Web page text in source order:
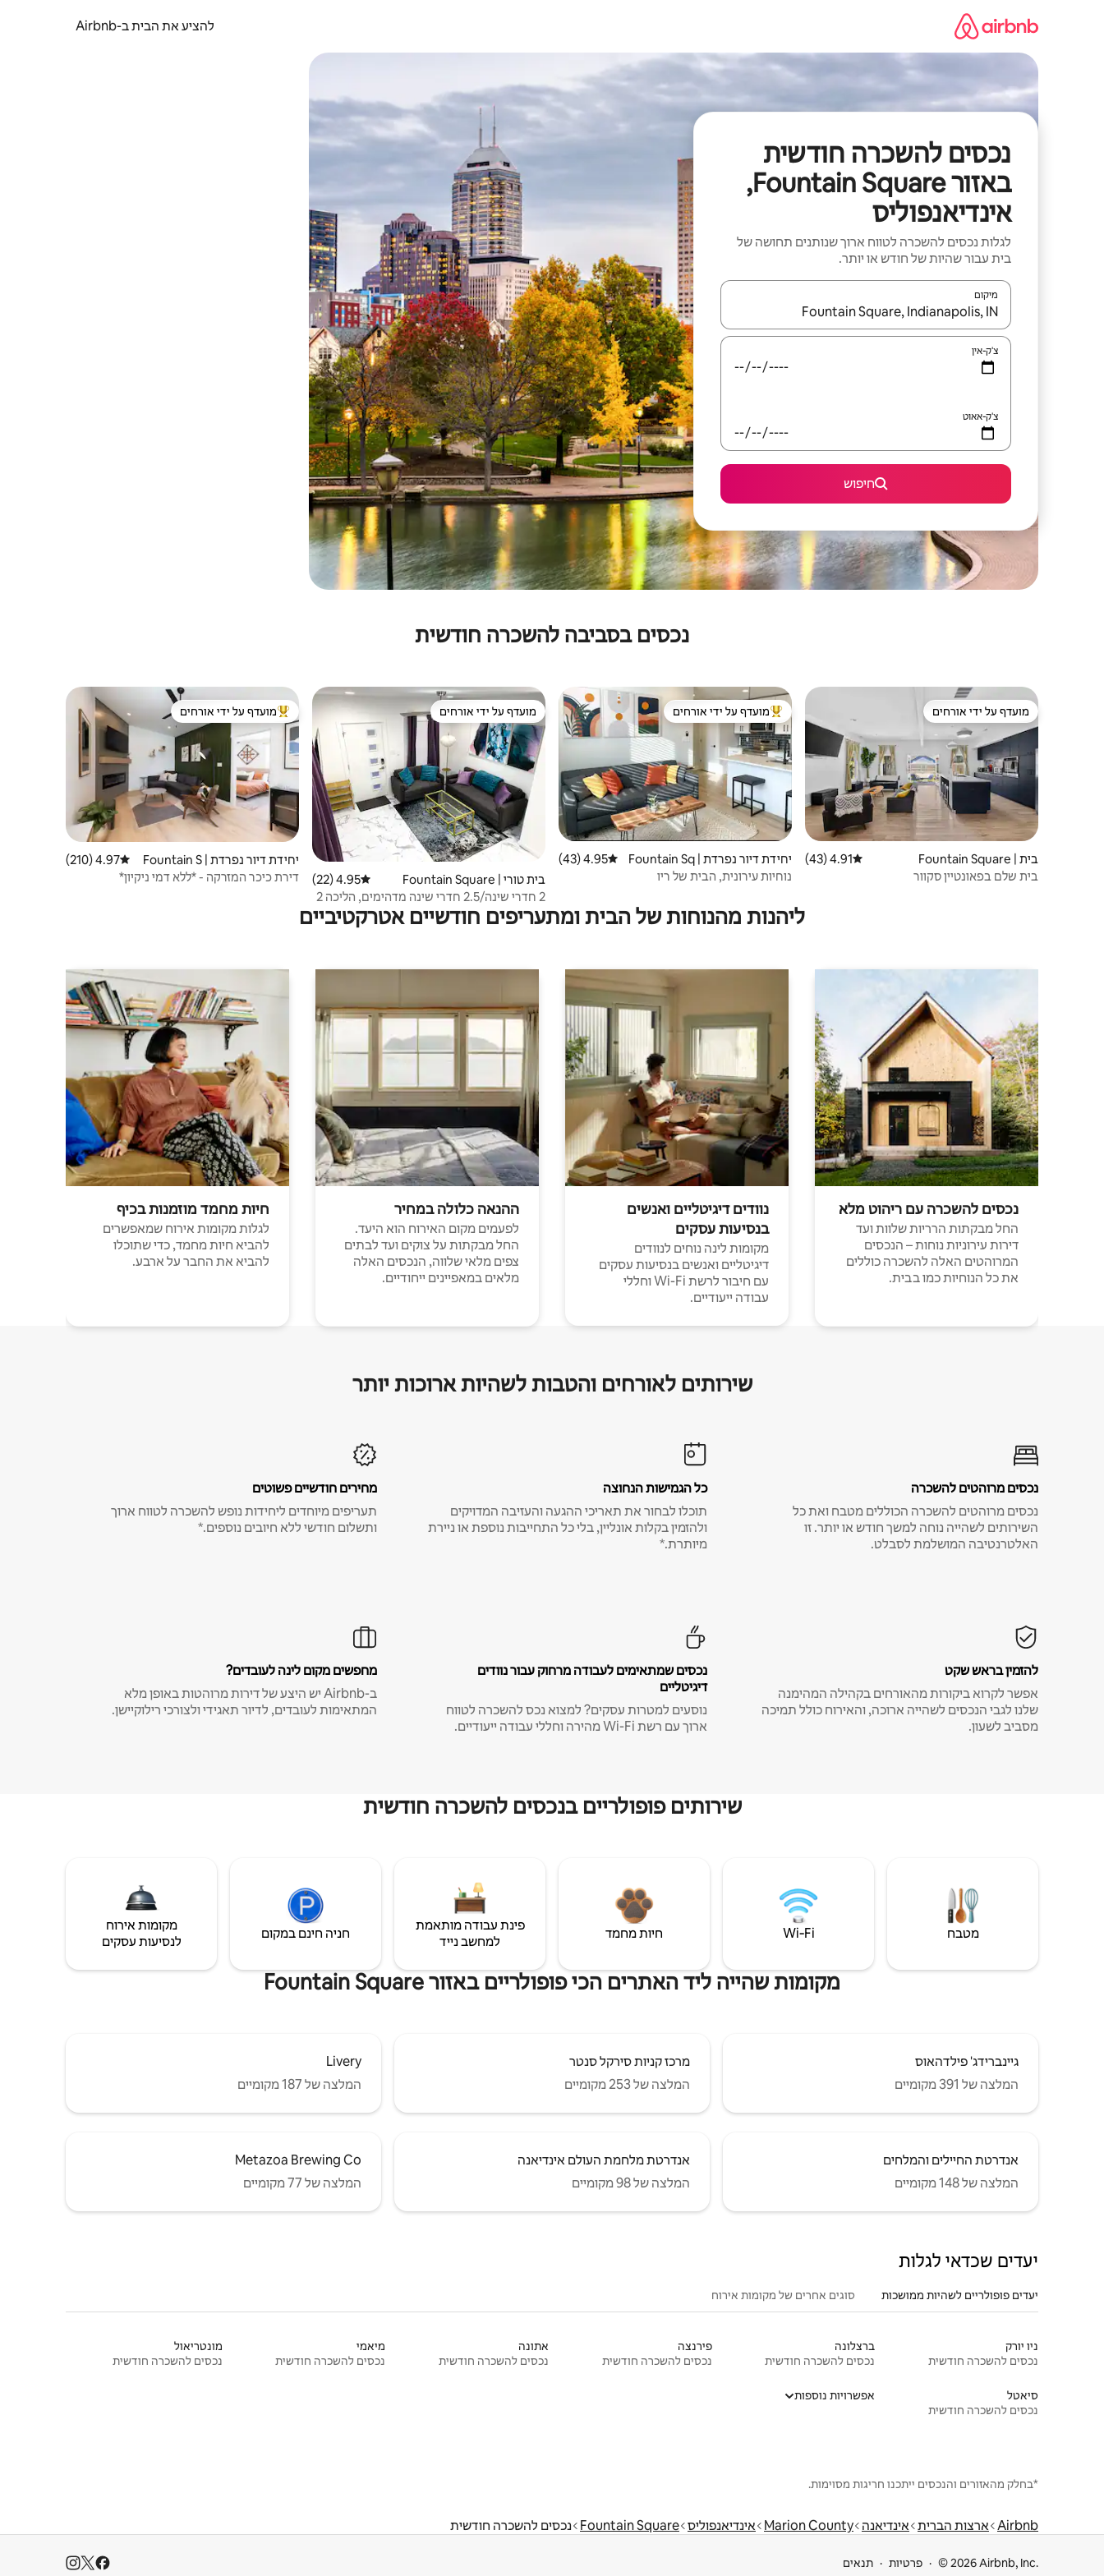
להציע את הבית ב-Airbnb
נכסים להשכרה חודשית
באזור Fountain Square,
אינדיאנפוליס
לגלות נכסים להשכרה לטווח ארוך שנותנים תחושה של
בית עבור שהיות של חודש או יותר.
מיקום
כאשר התוצאות יהיו זמינות, יש לנווט עם מקשי החיצים למעלה ולמטה או לעיין בעזרת תנועות מגע או החלקה.
צ'ק-אין
צ'ק-אאוט
חיפוש
נכסים בסביבה להשכרה חודשית
מועדף על ידי אורחים
מועדף על ידי אורחים
בית | Fountain Square דירוג ממוצע של 4.91 מתוך 5, 43 ביקורות
4.91 (43)
בית שלם בפאונטיין סקוור
מוביל בקרב נכסים מועדפים על ידי אורחים
מועדף על ידי אורחים
יחידת דיור נפרדת | Fountain Sq
uare
דירוג ממוצע של 4.95 מתוך 5, 43 ביקורות
4.95 (43)
נוחיות עירונית, הבית של ריו
מועדף על ידי אורחים
מועדף על ידי אורחים
בית טורי | Fountain Square דירוג ממוצע של 4.95 מתוך 5, 22 ביקורות
4.95 (22)
2 חדרי שינה/2.5 חדרי שינה מדהימים, הליכה 2
כיכר המעיין + W/D + חדשה לגמרי
מוביל בקרב נכסים מועדפים על ידי אורחים
מועדף על ידי אורחים
יחידת דיור נפרדת | Fountain S
quare
דירוג ממוצע של 4.97 מתוך 5, 210 ביקורות
4.97 (210)
דירת כיכר המזרקה - *ללא דמי ניקיון*
ליהנות מהנוחות של הבית ומתעריפים חודשיים אטרקטיביים
נכסים להשכרה עם ריהוט מלא
החל מבקתות הרריות שלוות ועד
דירות עירוניות נוחות – הנכסים
המרוהטים האלה להשכרה כוללים
את כל הנוחיות כמו בבית.
נוודים דיגיטליים ואנשים
בנסיעות עסקים
מקומות לינה נוחים לנוודים
דיגיטליים ואנשים בנסיעות עסקים
עם חיבור לרשת Wi-Fi וחללי
עבודה ייעודיים.
ההנאה כלולה במחיר
לפעמים מקום האירוח הוא היעד.
החל מבקתות על צוקים ועד לבתים
צפים מלאי שלווה, הנכסים האלה
מלאים במאפיינים ייחודיים.
חיות מחמד מוזמנות בכיף
לגלות מקומות אירוח שמאפשרים
להביא חיות מחמד, כדי שתוכלו
להביא את החבר על ארבע.
שירותים לאורחים והטבות לשהיות ארוכות יותר
נכסים מרוהטים להשכרה
נכסים מרוהטים להשכרה הכוללים מטבח ואת כל
השירותים לשהייה נוחה למשך חודש או יותר. זו
האלטרנטיבה המושלמת לסבלט.
כל הגמישות הנחוצה
תוכלו לבחור את תאריכי ההגעה והעזיבה המדויקים
ולהזמין בקלות אונליין, בלי כל התחייבות נוספת או ניירת
מיותרת.*
מחירים חודשיים פשוטים
תעריפים מיוחדים ליחידות נופש להשכרה לטווח ארוך
ותשלום חודשי ללא חיובים נוספים.*
להזמין בראש שקט
אפשר לקרוא ביקורות מהאורחים בקהילה המהימנה
שלנו לגבי הנכסים לשהייה ארוכה, והאירוח כולל תמיכה
מסביב לשעון.
נכסים שמתאימים לעבודה מרחוק עבור נוודים
דיגיטליים
נוסעים למטרות עסקים? למצוא נכס להשכרה לטווח
ארוך עם רשת Wi-Fi מהירה וחללי עבודה ייעודיים.
מחפשים מקום לינה לעובדים?
ב-Airbnb יש היצע של דירות מרוהטות באופן מלא
המתאימות לעובדים, לדיור תאגידי ולצורכי רילוקיישן.
שירותים פופולריים בנכסים להשכרה חודשית
מטבח Wi‑Fi חיות מחמד
פינת עבודה מותאמת
למחשב נייד
חניה חינם במקום
מקומות אירוח
לנסיעות עסקים
מקומות שהייה ליד האתרים הכי פופולריים באזור Fountain Square
גיינברידג' פילדהאוס
המלצה של 391 מקומיים
מרכז קניות סירקל סנטר
המלצה של 253 מקומיים
Livery
המלצה של 187 מקומיים
אנדרטת החיילים והמלחים
המלצה של 148 מקומיים
אנדרטת מלחמת העולם אינדיאנה
המלצה של 98 מקומיים
Metazoa Brewing Co
המלצה של 77 מקומיים
יעדים שכדאי לגלות
יעדים פופולריים לשהיות ממושכות סוגים אחרים של מקומות אירוח
ניו יורק
נכסים להשכרה חודשית
ברצלונה
נכסים להשכרה חודשית
פירנצה
נכסים להשכרה חודשית
אתונה
נכסים להשכרה חודשית
מיאמי
נכסים להשכרה חודשית
מונטריאול
נכסים להשכרה חודשית
סיאטל
נכסים להשכרה חודשית
אפשרויות נוספות
*בחלק מהאזורים והנכסים ייתכנו חריגות מסוימות.
Airbnb ארצות הברית אינדיאנה Marion County אינדיאנפוליס Fountain Square נכסים להשכרה חודשית
© 2026 Airbnb, Inc. פרטיות תנאים